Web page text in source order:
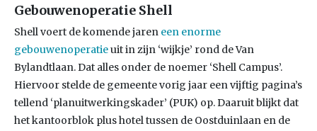
Gebouwenoperatie Shell
Shell voert de komende jaren een enorme
gebouwenoperatieuit in zijn ‘wijkje’ rond de Van
Bylandtlaan. Dat alles onder de noemer ‘Shell Campus’.
Hiervoor stelde de gemeente vorig jaar een vijftig pagina’s
tellend ‘planuitwerkingskader’ (PUK) op. Daaruit blijkt dat
het kantoorblok plus hotel tussen de Oostduinlaan en de